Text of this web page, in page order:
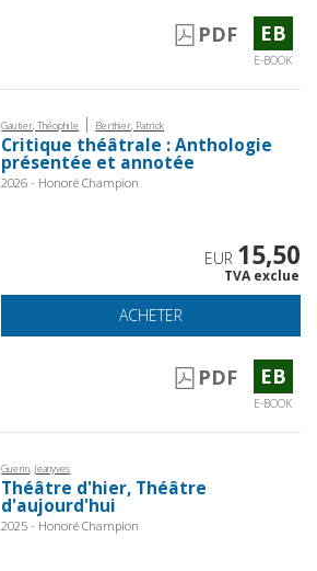
PDF EB
E-BOOK
Gautier, Théophile | Berthier, Patrick
Critique théâtrale : Anthologie
présentée et annotée
2026 - Honoré Champion
EUR 15,50
TVA exclue
ACHETER
PDF EB
E-BOOK
Guerin, Jeanyves
Théâtre d'hier, Théâtre
d'aujourd'hui
2025 - Honoré Champion